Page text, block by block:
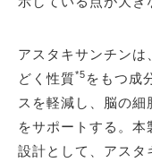
アスタキサンチンは
どく性質*5 をもつ成
スを軽減し、脳の細
をサポートする。
設計として、アスタ